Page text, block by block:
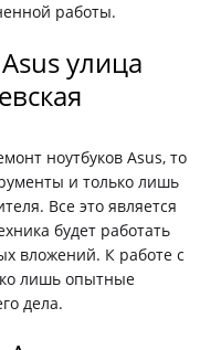
работы.
улица
ноутбуков Asus, то
и только лишь
Все это является
будет работать
вложений. К работе с
лишь опытные
дела.